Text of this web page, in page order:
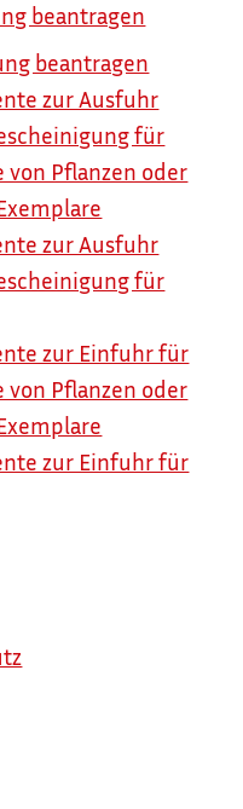
beantragen
beantragen
zur Ausfuhr
für
von Pflanzen oder
zur Ausfuhr
für
zur Einfuhr für
von Pflanzen oder
zur Einfuhr für